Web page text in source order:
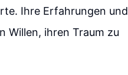
Ihre Erfahrungen und
Willen, ihren Traum zu